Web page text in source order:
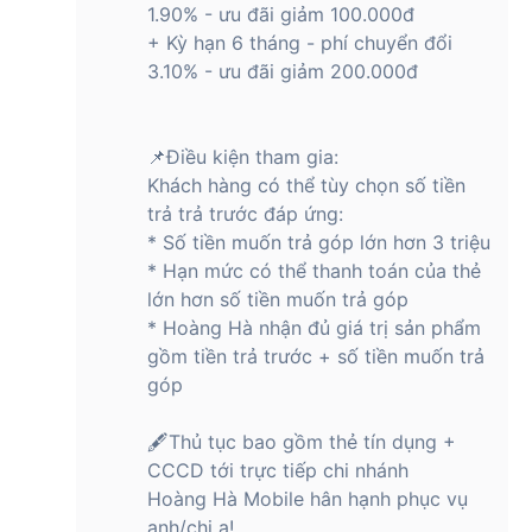
1.90% - ưu đãi giảm 100.000đ
+ Kỳ hạn 6 tháng - phí chuyển đổi
3.10% - ưu đãi giảm 200.000đ
📌Điều kiện tham gia:
Khách hàng có thể tùy chọn số tiền
trả trả trước đáp ứng:
* Số tiền muốn trả góp lớn hơn 3 triệu
* Hạn mức có thể thanh toán của thẻ
lớn hơn số tiền muốn trả góp
* Hoàng Hà nhận đủ giá trị sản phẩm
gồm tiền trả trước + số tiền muốn trả
góp
🖋Thủ tục bao gồm thẻ tín dụng +
CCCD tới trực tiếp chi nhánh
Hoàng Hà Mobile hân hạnh phục vụ